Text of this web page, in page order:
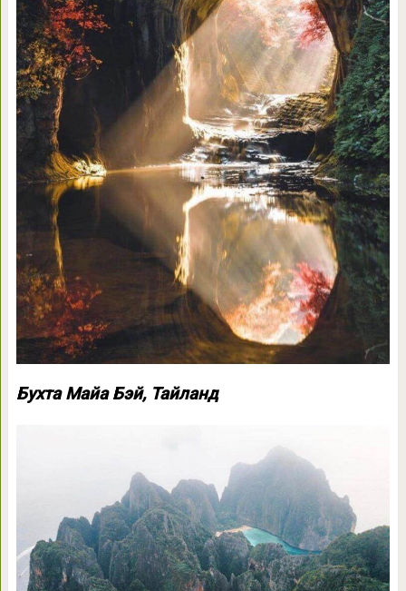
Бухта Майа Бэй, Тайланд